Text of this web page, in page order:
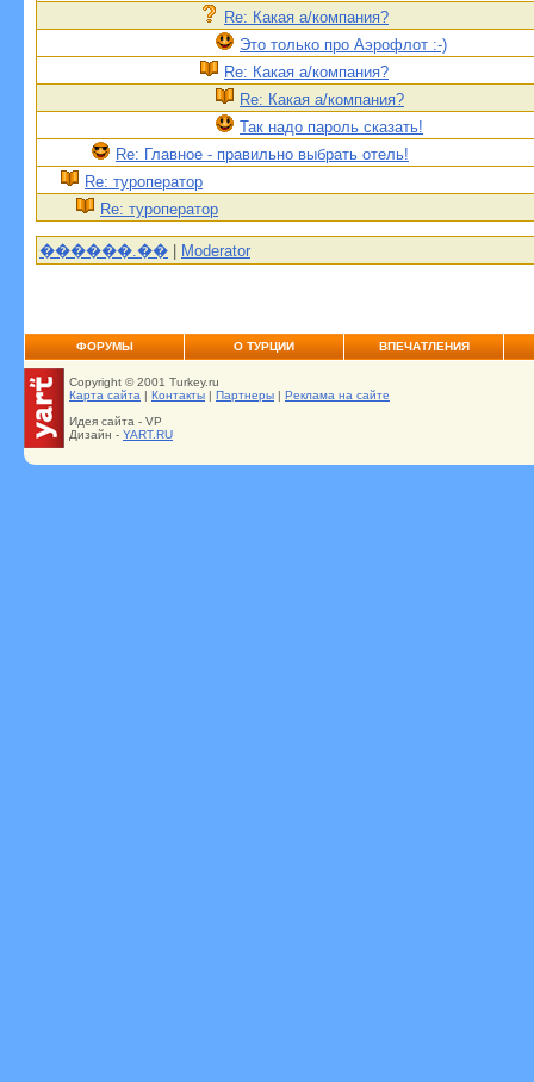
Re: Какая а/компания?
Это только про Аэрофлот :-)
Re: Какая а/компания?
Re: Какая а/компания?
Так надо пароль сказать!
Re: Главное - правильно выбрать отель!
Re: туроператор
Re: туроператор
������.�� | Moderator
ФОРУМЫ О ТУРЦИИ ВПЕЧАТЛЕНИЯ
Copyright © 2001 Turkey.ru
Карта сайта | Контакты | Партнеры | Реклама на сайте
Идея сайта - VP
Дизайн - YART.RU